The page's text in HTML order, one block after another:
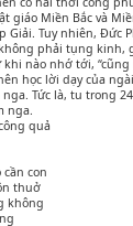
giáo Miền Bắc và
Giải. Tuy nhiên, Đức
phải tụng kinh,
nào nhớ tới,
học lời dạy của
Tức là, tu trong
nga.
quả
con
thuở
không